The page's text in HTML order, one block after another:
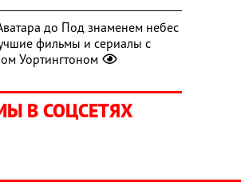
до Под знаменем небес
фильмы и сериалы с
Уортингтоном
В СОЦСЕТЯХ